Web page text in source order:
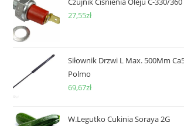
27,55zł
Siłownik Drzwi L Max. 500Mm
Polmo
69,67zł
W.Legutko Cukinia Soraya 2G